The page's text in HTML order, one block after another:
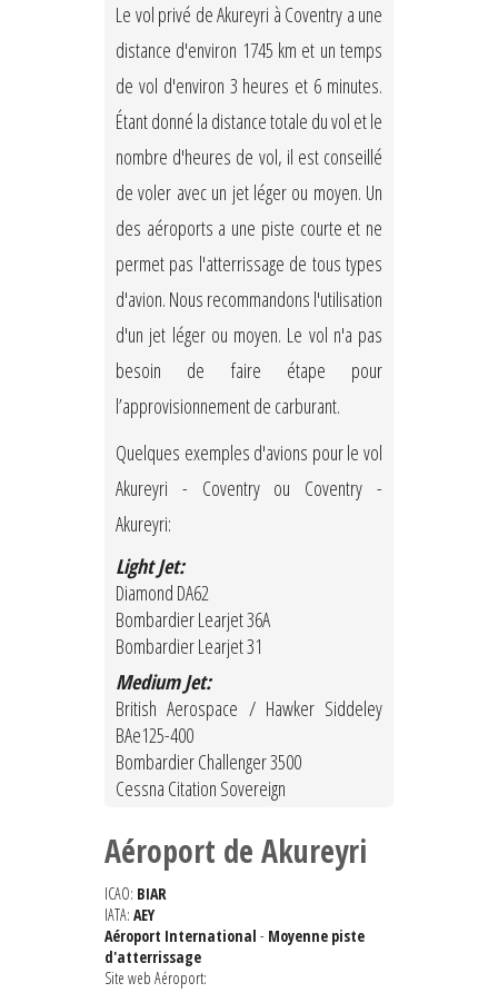
Le vol privé de Akureyri à Coventry a une
distance d'environ 1745 km et un temps
de vol d'environ 3 heures et 6 minutes.
Étant donné la distance totale du vol et le
nombre d'heures de vol, il est conseillé
de voler avec un jet léger ou moyen. Un
des aéroports a une piste courte et ne
permet pas l'atterrissage de tous types
d'avion. Nous recommandons l'utilisation
d'un jet léger ou moyen. Le vol n'a pas
besoin de faire étape pour
l’approvisionnement de carburant.
Quelques exemples d'avions pour le vol
Akureyri - Coventry ou Coventry -
Akureyri:
Light Jet:
Diamond DA62
Bombardier Learjet 36A
Bombardier Learjet 31
Medium Jet:
British Aerospace / Hawker Siddeley
BAe125-400
Bombardier Challenger 3500
Cessna Citation Sovereign
Aéroport de Akureyri
ICAO: BIAR
IATA: AEY
Aéroport International - Moyenne piste
d'atterrissage
Site web Aéroport: